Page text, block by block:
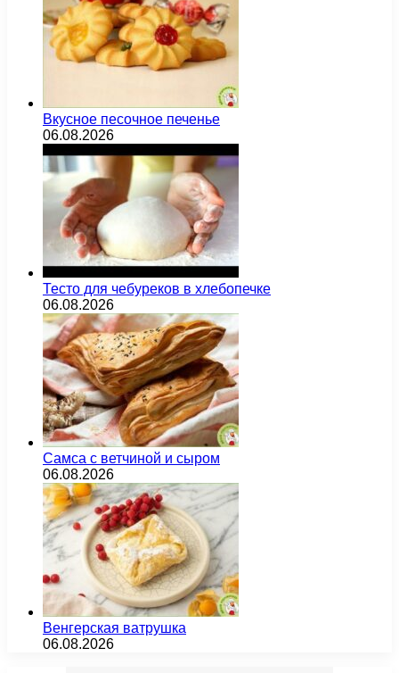
Вкусное песочное печенье
06.08.2026
Тесто для чебуреков в хлебопечке
06.08.2026
Самса с ветчиной и сыром
06.08.2026
Венгерская ватрушка
06.08.2026